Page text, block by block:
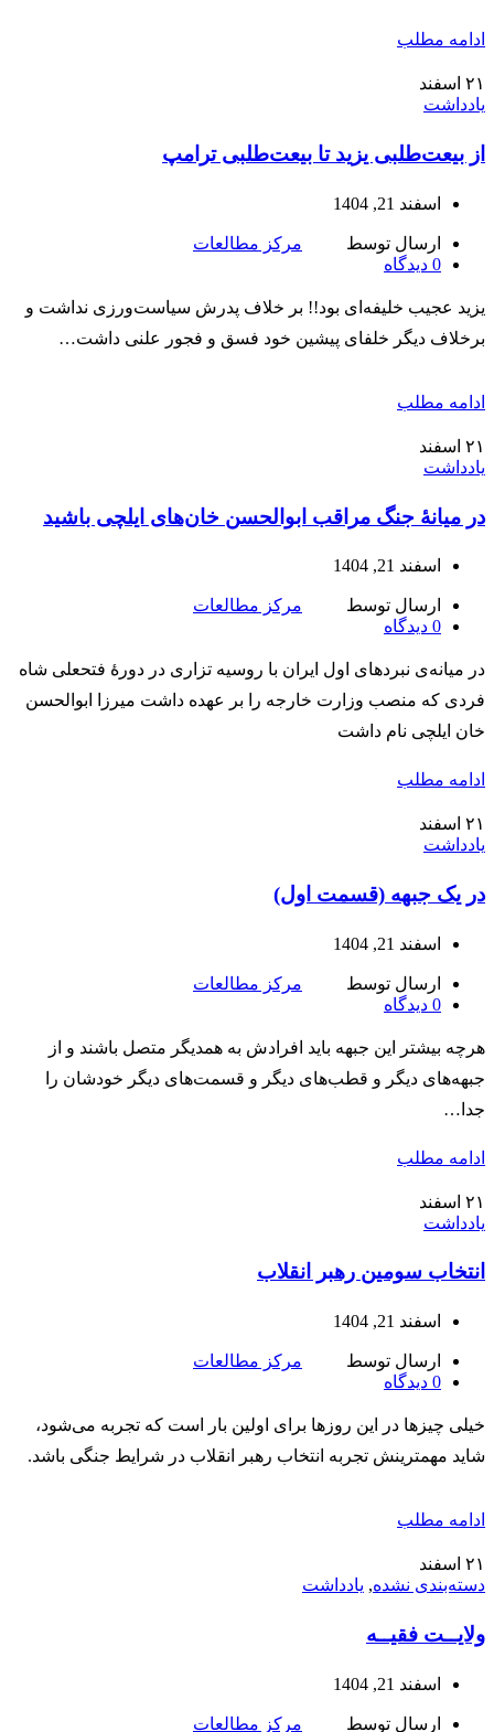
ادامه مطلب
۲۱ اسفند
یادداشت
از بیعت‌طلبی یزید تا بیعت‌طلبی ترامپ
اسفند 21, 1404
ارسال توسط
مرکز مطالعات
0 دیدگاه
یزید عجیب خلیفه‌ای بود!! بر خلاف پدرش سیاست‌ورزی نداشت و
برخلاف دیگر خلفای پیشین خود فسق و فجور علنی داشت…
ادامه مطلب
۲۱ اسفند
یادداشت
در میانۀ جنگ مراقب ابوالحسن‌ خان‌های ایلچی باشید
اسفند 21, 1404
ارسال توسط
مرکز مطالعات
0 دیدگاه
در میانه‌ی نبردهای اول ایران با روسیه تزاری در دورۀ فتحعلی شاه
فردی که منصب وزارت خارجه را بر عهده داشت میرزا ابوالحسن
خان ایلچی نام داشت
ادامه مطلب
۲۱ اسفند
یادداشت
در یک جبهه (قسمت اول)
اسفند 21, 1404
ارسال توسط
مرکز مطالعات
0 دیدگاه
هرچه بیشتر این جبهه باید افرادش به همدیگر متصل باشند و از
جبهه‌های دیگر و قطب‌های دیگر و قسمت‌های دیگر خودشان را
جدا…
ادامه مطلب
۲۱ اسفند
یادداشت
انتخاب سومین رهبر انقلاب
اسفند 21, 1404
ارسال توسط
مرکز مطالعات
0 دیدگاه
خیلی چیزها در این روزها برای اولین بار است که تجربه می‌شود،
شاید مهمترینش تجربه انتخاب رهبر انقلاب در شرایط جنگی باشد.
ادامه مطلب
۲۱ اسفند
دسته‌بندی نشده, یادداشت
ولایــت فقیــه
اسفند 21, 1404
ارسال توسط مرکز مطالعات